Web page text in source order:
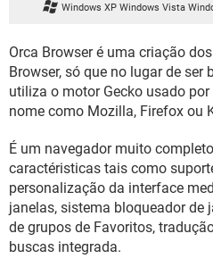
INSTAGRAM
INSTAGRAM
GUIA DE COMPRAS
Windows XP Windows Vista
Orca Browser é uma criação
Browser, só que no lugar de ser
utiliza o motor Gecko usado
nome como Mozilla, Firefox ou
É um navegador muito
caractéristicas tais como
personalização da interface
janelas, sistema bloqueador de
de grupos de Favoritos,
buscas integrada.